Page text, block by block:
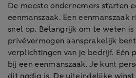
De meeste ondernemers starten
eenmanszaak. Een eenmanszaak
snel op. Belangrijk om te weten
privévermogen aansprakelijk
verplichtingen van je bedrijf. Eén
bij een eenmanszaak. Je kunt